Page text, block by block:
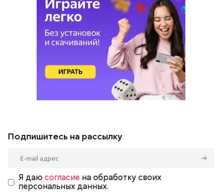
Подпишитесь на рассылку
Я даю согласие на обработку своих
персональных данных.